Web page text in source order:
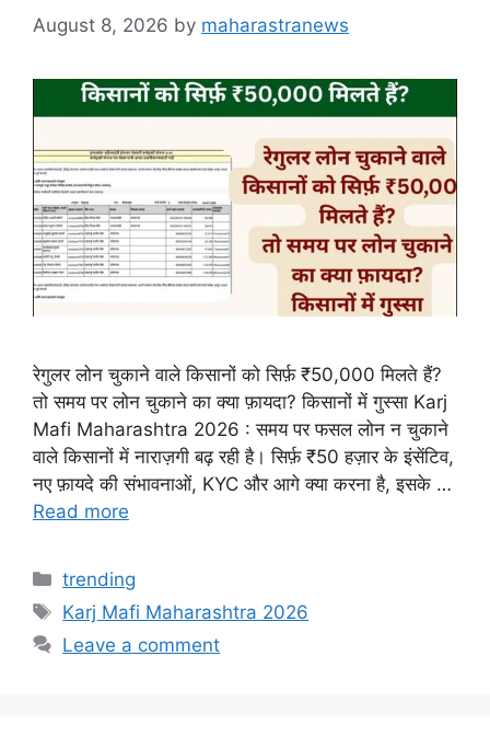
August 8, 2026 by maharastranews
रेगुलर लोन चुकाने वाले किसानों को सिर्फ़ ₹50,000 मिलते हैं?
तो समय पर लोन चुकाने का क्या फ़ायदा? किसानों में गुस्सा Karj
Mafi Maharashtra 2026 : समय पर फसल लोन न चुकाने
वाले किसानों में नाराज़गी बढ़ रही है। सिर्फ़ ₹50 हज़ार के इंसेंटिव,
नए फ़ायदे की संभावनाओं, KYC और आगे क्या करना है, इसके …
Read more
Categories
trending
Tags
Karj Mafi Maharashtra 2026
Leave a comment